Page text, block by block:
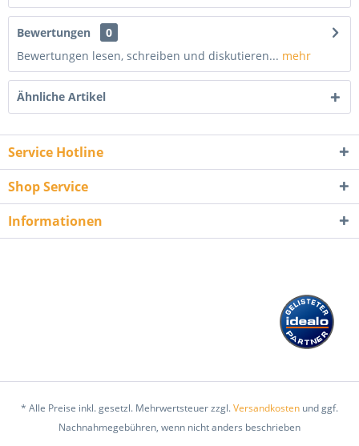
Bewertungen
0
Bewertungen lesen, schreiben und diskutieren... mehr
Ähnliche Artikel
Service Hotline
Shop Service
Informationen
* Alle Preise inkl. gesetzl. Mehrwertsteuer zzgl.Versandkosten und ggf.
Nachnahmegebühren, wenn nicht anders beschrieben